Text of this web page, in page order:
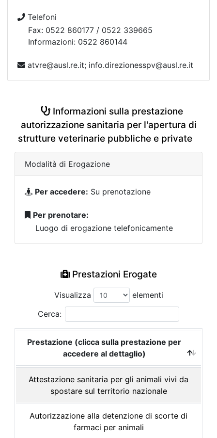
Telefoni
Fax: 0522 860177 / 0522 339665
Informazioni: 0522 860144
atvre@ausl.re.it; info.direzionesspv@ausl.re.it
Informazioni sulla prestazione
autorizzazione sanitaria per l'apertura di
strutture veterinarie pubbliche e private
Modalità di Erogazione
Per accedere: Su prenotazione
Per prenotare:
Luogo di erogazione telefonicamente
Prestazioni Erogate
Visualizza
elementi
Cerca:
Prestazione (clicca sulla prestazione per
accedere al dettaglio)
Attestazione sanitaria per gli animali vivi da
spostare sul territorio nazionale
Autorizzazione alla detenzione di scorte di
farmaci per animali